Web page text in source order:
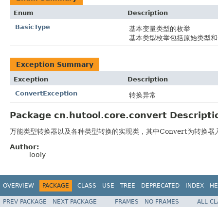
Enum
Description
BasicType
基本变量类型的枚举
基本类型枚举包括原始类型
Exception Summary
Exception
Description
ConvertException
转换异常
Package cn.hutool.core.convert
万能类型转换器以及各种类型转换的实现类，其中Convert为转换
Author:
looly
OVERVIEW PACKAGE CLASS USE TREE DEPRECATED INDEX
PREV PACKAGE NEXT PACKAGE FRAMES NO FRAMES
ALL